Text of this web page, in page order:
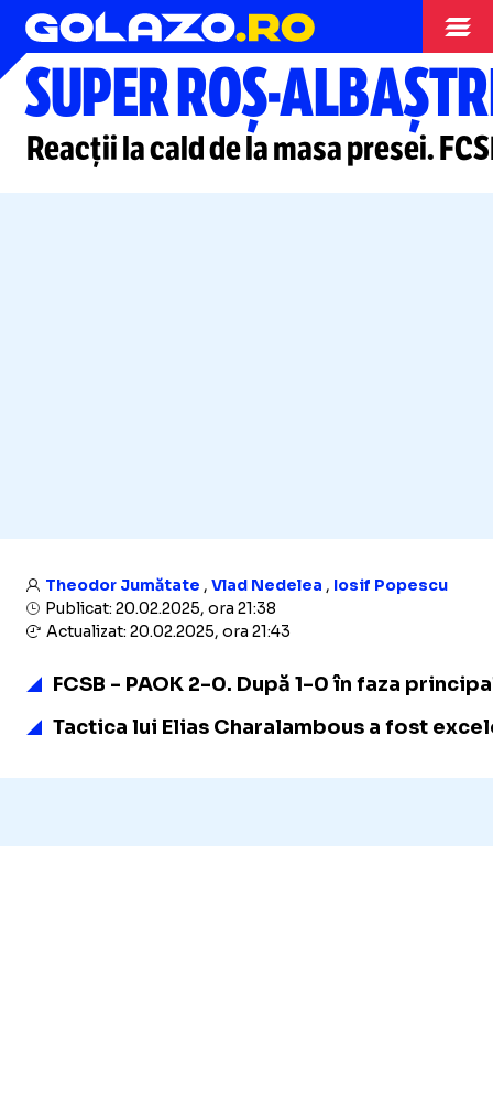
Europa League
SUPER ROȘ-
Reacții la cald de la masa presei.
Theodor Jumătate , Vlad Nedelea , Iosif Popescu
Publicat: 20.02.2025, ora 21:38
Actualizat: 20.02.2025, ora 21:43
FCSB - PAOK 2-0. După 1-0 în faza
Tactica lui Elias Charalambous a fost